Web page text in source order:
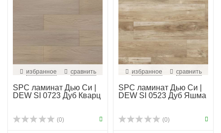
избранное сравнить
SPC ламинат Дью Си |
DEW SI 0723 Дуб Кварц
(0)
избранное сравнить
SPC ламинат Дью Си |
DEW SI 0523 Дуб Яшма
(0)